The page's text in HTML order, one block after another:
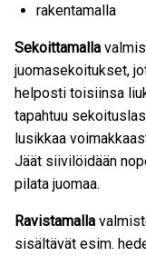
rakentamalla
Sekoittamalla
juomasekoitukset,
helposti toisiinsa
tapahtuu
lusikkaa
Jäät siivilöidään
pilata juomaa.
Ravistamalla
sisältävät esim.